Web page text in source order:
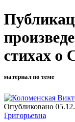
стихах о
материал по теме
Опубликовано
Григорьевна